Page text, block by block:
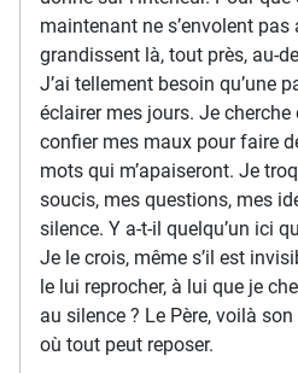
maintenant ne s’envolent
grandissent là, tout près, au-
J’ai tellement besoin qu’une
éclairer mes jours. Je cherche
confier mes maux pour faire
mots qui m’apaiseront. Je
soucis, mes questions, mes
silence. Y a-t-il quelqu’un ici
Je le crois, même s’il est
le lui reprocher, à lui que je
au silence ? Le Père, voilà
où tout peut reposer.